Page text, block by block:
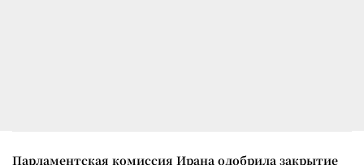
Парламентская комиссия Ирана одобрила закрытие